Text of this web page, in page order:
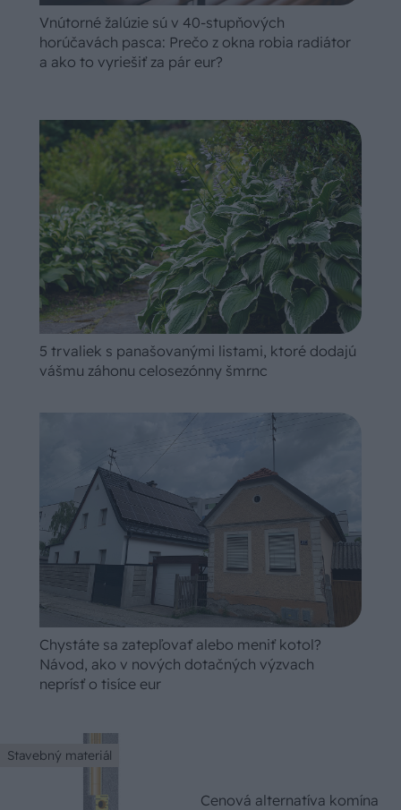
Vnútorné žalúzie sú v 40-stupňových
horúčavách pasca: Prečo z okna robia radiátor
a ako to vyriešiť za pár eur?
5 trvaliek s panašovanými listami, ktoré dodajú
vášmu záhonu celosezónny šmrnc
Chystáte sa zatepľovať alebo meniť kotol?
Návod, ako v nových dotačných výzvach
neprísť o tisíce eur
Stavebný materiál
Cenová alternatíva komína